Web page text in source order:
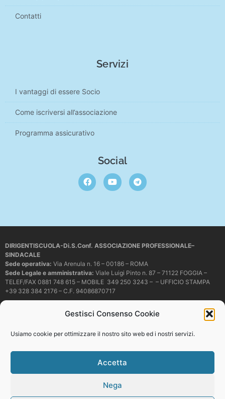
Gestisci Consenso Cookie
Usiamo cookie per ottimizzare il nostro sito web ed i nostri servizi.
Accetta
Nega
Contatti
Servizi
I vantaggi di essere Socio
Come iscriversi all’associazione
Programma assicurativo
Social
DIRIGENTISCUOLA-Di.S.Conf. ASSOCIAZIONE PROFESSIONALE–
SINDACALE
Sede operativa: Via Arenula n. 16 – 00186 – ROMA
Sede Legale e amministrativa: Viale Luigi Pinto n. 87 – 71122 FOGGIA –
TELEF/FAX 0881 748 615 – MOBILE 349 250 3243 – – UFFICIO STAMPA
+39 328 384 2176 – C.F. 94086870717
dirigentiscuola@pec.it
copiare o riprodurre in alcun modo i contenuti presenti in questo sito se non